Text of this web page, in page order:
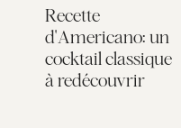
Recette
d'Americano: un
cocktail classique
à redécouvrir